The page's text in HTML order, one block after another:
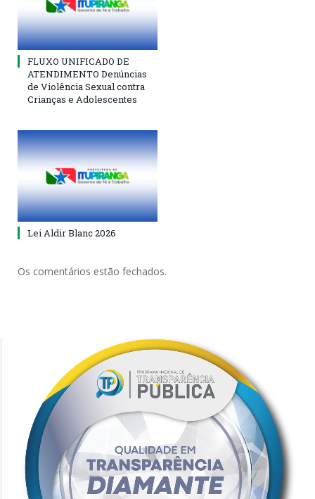
FLUXO UNIFICADO DE
ATENDIMENTO Denúncias
de Violência Sexual contra
Crianças e Adolescentes
Lei Aldir Blanc 2026
Os comentários estão fechados.